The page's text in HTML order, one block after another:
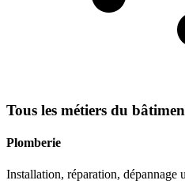
Tous les métiers du
Plomberie
Installation, réparation, dépannage